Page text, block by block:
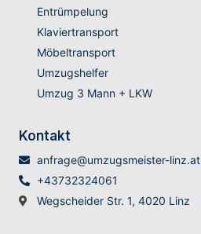
Entrümpelung
Klaviertransport
Möbeltransport
Umzugshelfer
Umzug 3 Mann + LKW
Kontakt
anfrage@umzugsmeister-linz.at
+43732324061
Wegscheider Str. 1, 4020 Linz